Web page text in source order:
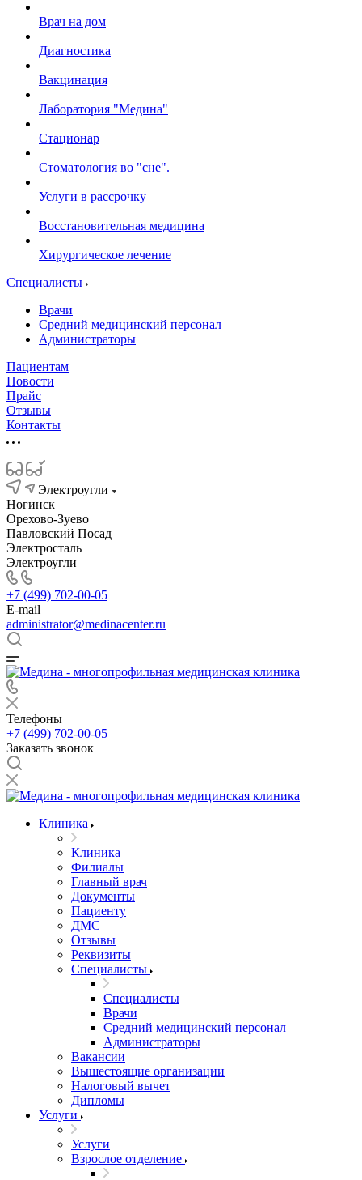
Врач на дом
Диагностика
Вакцинация
Лаборатория "Медина"
Стационар
Стоматология во "сне".
Услуги в рассрочку
Восстановительная медицина
Хирургическое лечение
Специалисты
Врачи
Средний медицинский персонал
Администраторы
Пациентам
Новости
Прайс
Отзывы
Контакты
Электроугли
Ногинск
Орехово-Зуево
Павловский Посад
Электросталь
Электроугли
+7 (499) 702-00-05
E-mail
administrator@medinacenter.ru
Телефоны
+7 (499) 702-00-05
Заказать звонок
Клиника
Клиника
Филиалы
Главный врач
Документы
Пациенту
ДМС
Отзывы
Реквизиты
Специалисты
Специалисты
Врачи
Средний медицинский персонал
Администраторы
Вакансии
Вышестоящие организации
Налоговый вычет
Дипломы
Услуги
Услуги
Взрослое отделение